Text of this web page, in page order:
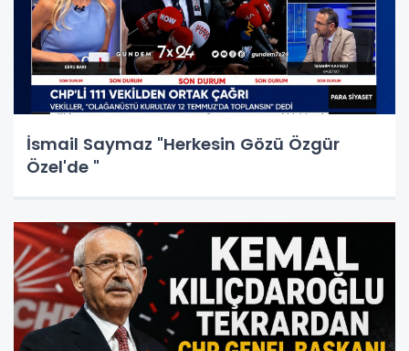
İsmail Saymaz "Herkesin Gözü Özgür
Özel'de "